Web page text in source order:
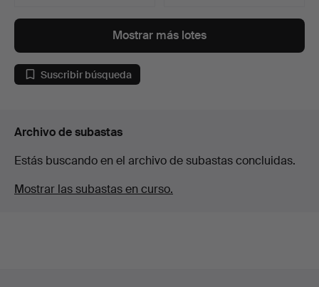
Mostrar más lotes
Suscribir búsqueda
Archivo de subastas
Estás buscando en el archivo de subastas concluidas.
Mostrar las subastas en curso.